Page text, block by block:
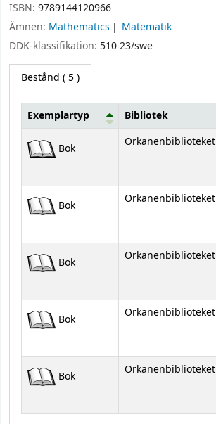
ISBN: 9789144120966
Ämnen: Mathematics
Matematik
DDK-klassifikation: 510 23/swe
Bestånd ( 5 )
Exemplartyp Bibliotek
Bok Orkanenbiblioteket
Bok Orkanenbiblioteket
Bok Orkanenbiblioteket
Bok Orkanenbiblioteket
Bok Orkanenbiblioteket